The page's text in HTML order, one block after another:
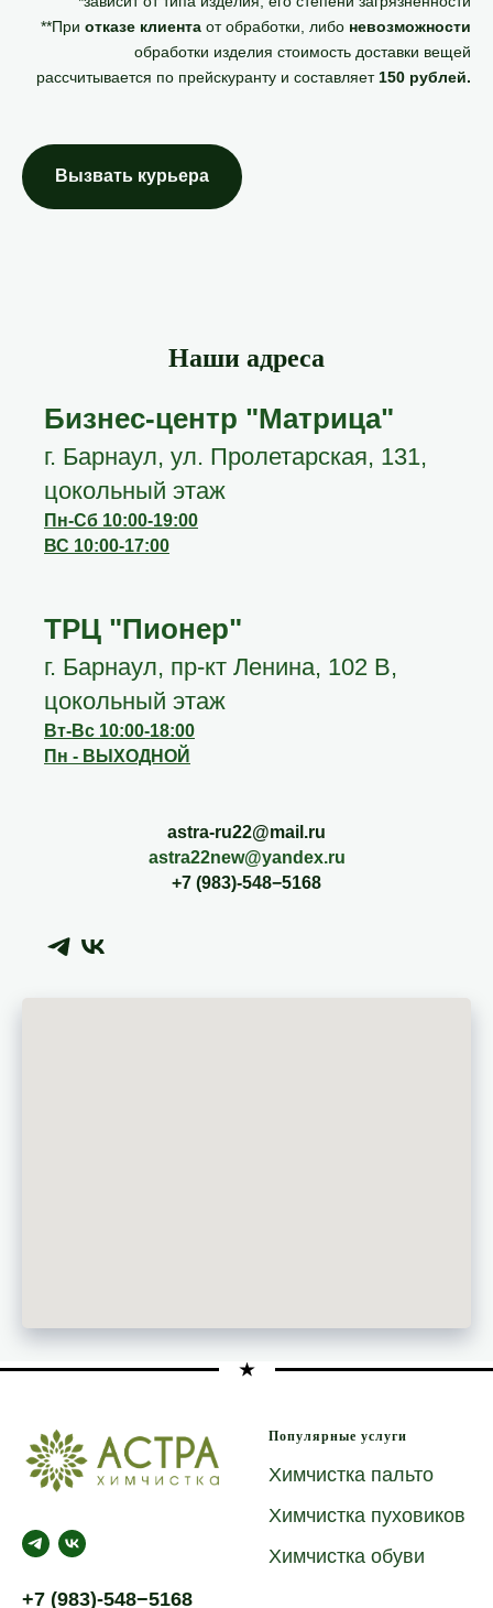
**При отказе клиента от обработки, либо невозможности
обработки изделия стоимость доставки вещей
рассчитывается по прейскуранту и составляет 150 рублей.
Вызвать курьера
Наши адреса
Бизнес-центр "Матрица"
г. Барнаул, ул. Пролетарская, 131,
цокольный этаж
Пн-Сб 10:00-19:00
ВС 10:00-17:00
ТРЦ "Пионер"
г. Барнаул, пр-кт Ленина, 102 В,
цокольный этаж
Вт-Вс 10:00-18:00
Пн - ВЫХОДНОЙ
astra-ru22@mail.ru
astra22new@yandex.ru
+7 (983)-548−5168
+7 (983)-548−5168
Популярные услуги
Химчистка пальто
Химчистка пуховиков
Химчистка обуви